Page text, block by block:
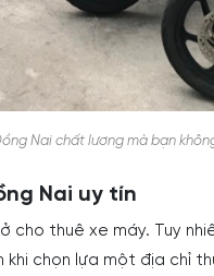
Nai chất lương mà bạn
Nai uy tín
cho thuê xe máy. Tuy
khi chọn lựa một địa chỉ